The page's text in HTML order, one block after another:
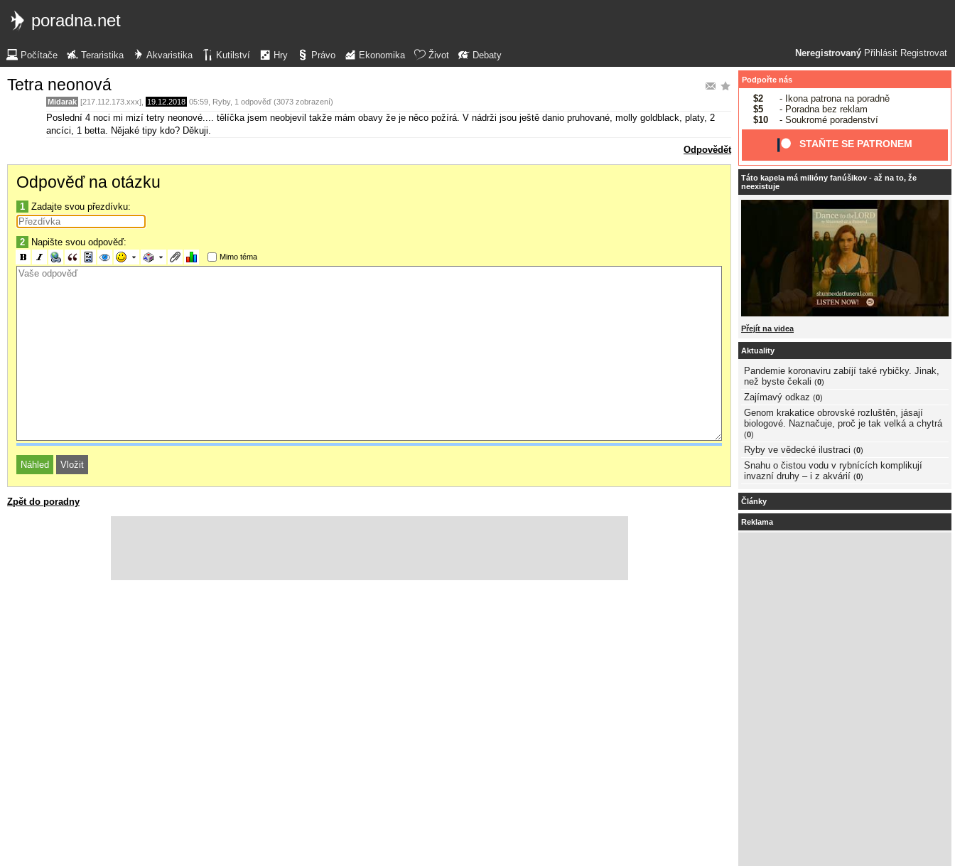
poradna.net
Neregistrovaný Přihlásit Registrovat
Počítače Teraristika Akvaristika Kutilství Hry Právo Ekonomika Život Debaty
Tetra neonová
Midarak [217.112.173.xxx], 19.12.2018 05:59 Ryby, 1 odpověď (3073 zobrazení)
Poslední 4 noci mi mizí tetry neonové.... tělíčka jsem neobjevil takže mám obavy že je něco požírá. V nádrži jsou ještě danio pruhované, molly goldblack, platy, 2
ancíci, 1 betta. Nějaké tipy kdo? Děkuji.
Odpovědět
Odpověď na otázku
1 Zadajte svou přezdívku:
2 Napište svou odpověď:
Mimo téma
Zpět do poradny
Podpořte nás
$2
- Ikona patrona na poradně
$5
- Poradna bez reklam
$10
- Soukromé poradenství
STAŇTE SE PATRONEM
Táto kapela má milióny fanúšikov - až na to, že
neexistuje
Přejít na videa
Aktuality
Pandemie koronaviru zabíjí také rybičky. Jinak,
než byste čekali (0)
Zajímavý odkaz (0)
Genom krakatice obrovské rozluštěn, jásají
biologové. Naznačuje, proč je tak velká a chytrá
(0)
Ryby ve vědecké ilustraci (0)
Snahu o čistou vodu v rybnících komplikují
invazní druhy – i z akvárií (0)
Články
Reklama